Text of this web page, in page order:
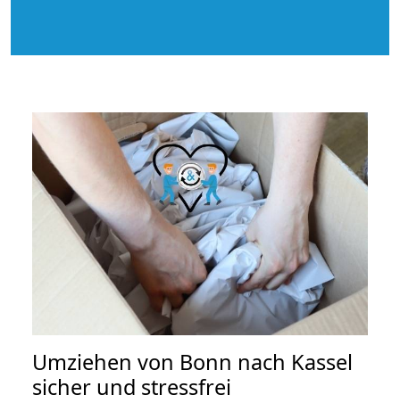
Umziehen von Bonn nach Kassel
sicher und stressfrei